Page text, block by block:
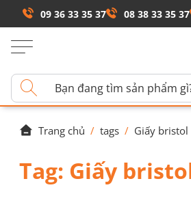
09 36 33 35 37 08 38 33 35 37
Trang chủ / tags / Giấy bristol
Tag: Giấy